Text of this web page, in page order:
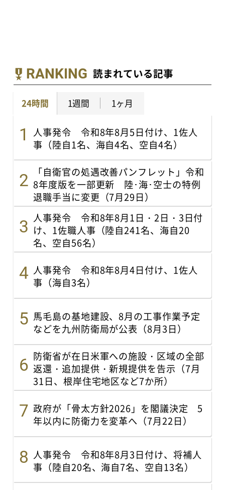
RANKING 読まれている記事
24時間 1週間 1ヶ月
人事発令 令和8年8月5日付け、1佐人
事（陸自1名、海自4名、空自4名）
「自衛官の処遇改善パンフレット」令和
8年度版を一部更新 陸･海･空士の特例
退職手当に変更（7月29日）
人事発令 令和8年8月1日・2日・3日付
け、1佐職人事（陸自241名、海自20
名、空自56名）
人事発令 令和8年8月4日付け、1佐人
事（海自3名）
馬毛島の基地建設、8月の工事作業予定
などを九州防衛局が公表（8月3日）
防衛省が在日米軍への施設・区域の全部
返還・追加提供・新規提供を告示（7月
31日、根岸住宅地区など7か所）
政府が「骨太方針2026」を閣議決定 5
年以内に防衛力を変革へ（7月22日）
人事発令 令和8年8月3日付け、将補人
事（陸自20名、海自7名、空自13名）